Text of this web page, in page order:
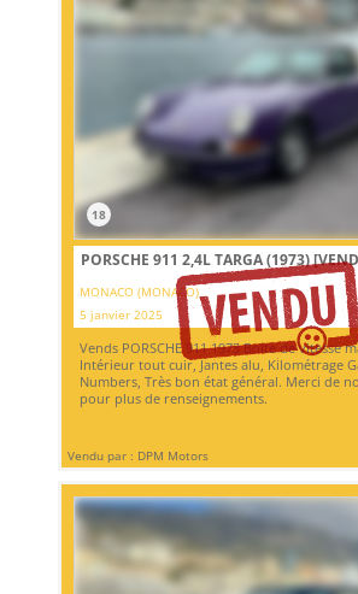
18
PORSCHE 911 2,4L TARGA (1973)
MONACO (MONACO)
5 janvier 2025
Vends PORSCHE 911 1973 Boite de vitesse
Intérieur tout cuir, Jantes alu, Kilométrage
Numbers, Très bon état général. Merci de
pour plus de renseignements.
Vendu par : DPM Motors